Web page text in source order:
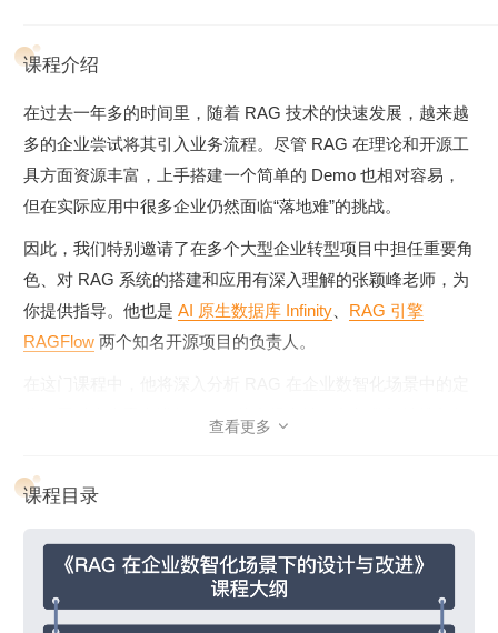
课程介绍
在过去一年多的时间里，随着 RAG 技术的快速发展，越来越
多的企业尝试将其引入业务流程。尽管 RAG 在理论和开源工
具方面资源丰富，上手搭建一个简单的 Demo 也相对容易，
但在实际应用中很多企业仍然面临“落地难”的挑战。
因此，我们特别邀请了在多个大型企业转型项目中担任重要角
色、对 RAG 系统的搭建和应用有深入理解的张颖峰老师，为
你提供指导。他也是 AI 原生数据库 Infinity
RAG 引擎
RAGFlow 两个知名开源项目的负责人。
位，同时也会重点讲解 RAG 的实操方法，包括数据清洗与解
库的选型，以及复杂问答的解决方案。还会深入介绍如何构建
企业级 Agent 和 RAG 集群架构，确保 RAG 在企业级环境中
的稳定落地。
本课程不仅可以帮助企业级用户跨越 RAG 理论与实践的鸿
沟，全面掌握将 RAG 技术成功落地所需的核心技能。同时，
查看更多 
课程目录